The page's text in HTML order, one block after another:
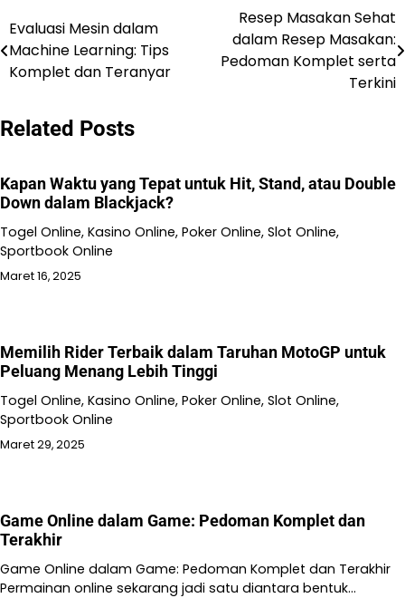
Navigasi
pos
Evaluasi Mesin dalam
Machine Learning: Tips
Komplet dan Teranyar
Resep Masakan Sehat
dalam Resep Masakan:
Pedoman Komplet serta
Terkini
Related Posts
Kapan Waktu yang Tepat untuk Hit, Stand, atau Double
Down dalam Blackjack?
Togel Online, Kasino Online, Poker Online, Slot Online,
Sportbook Online
Maret 16, 2025
Memilih Rider Terbaik dalam Taruhan MotoGP untuk
Peluang Menang Lebih Tinggi
Togel Online, Kasino Online, Poker Online, Slot Online,
Sportbook Online
Maret 29, 2025
Game Online dalam Game: Pedoman Komplet dan
Terakhir
Game Online dalam Game: Pedoman Komplet dan Terakhir
Permainan online sekarang jadi satu diantara bentuk…